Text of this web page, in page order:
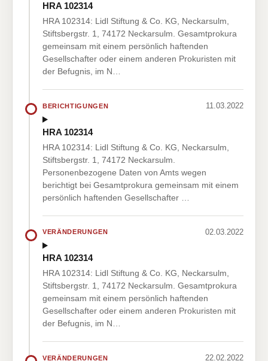
HRA 102314
HRA 102314: Lidl Stiftung & Co. KG, Neckarsulm,
Stiftsbergstr. 1, 74172 Neckarsulm. Gesamtprokura
gemeinsam mit einem persönlich haftenden
Gesellschafter oder einem anderen Prokuristen mit
der Befugnis, im N…
BERICHTIGUNGEN 11.03.2022
HRA 102314
HRA 102314: Lidl Stiftung & Co. KG, Neckarsulm,
Stiftsbergstr. 1, 74172 Neckarsulm.
Personenbezogene Daten von Amts wegen
berichtigt bei Gesamtprokura gemeinsam mit einem
persönlich haftenden Gesellschafter …
VERÄNDERUNGEN 02.03.2022
HRA 102314
HRA 102314: Lidl Stiftung & Co. KG, Neckarsulm,
Stiftsbergstr. 1, 74172 Neckarsulm. Gesamtprokura
gemeinsam mit einem persönlich haftenden
Gesellschafter oder einem anderen Prokuristen mit
der Befugnis, im N…
VERÄNDERUNGEN 22.02.2022